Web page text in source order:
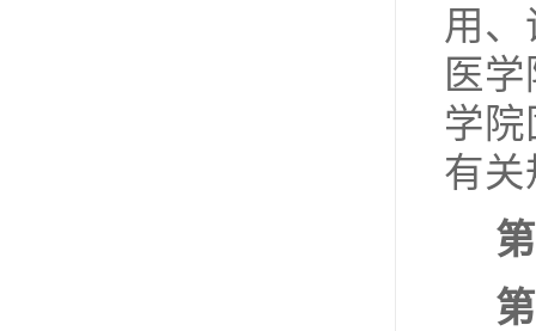
用
医
学
有关